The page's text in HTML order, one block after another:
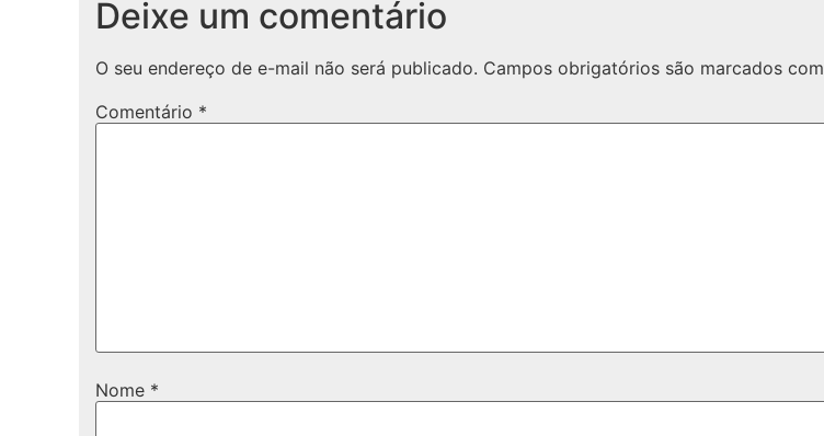
Deixe um comentário
O seu endereço de e-mail não será publicado. Campos obrigatórios são marcados com
Comentário *
Nome *